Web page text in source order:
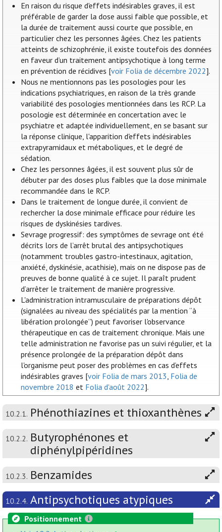
En raison du risque d'effets indésirables graves, il est
préférable de garder la dose aussi faible que possible, et
la durée de traitement aussi courte que possible, en
particulier chez les personnes âgées. Chez les patients
atteints de schizophrénie, il existe toutefois des données
en faveur d’un traitement antipsychotique à long terme
en prévention de récidives [voir Folia de décembre 2022].
Nous ne mentionnons pas les posologies pour les
indications psychiatriques, en raison de la très grande
variabilité des posologies mentionnées dans les RCP. La
posologie est déterminée en concertation avec le
psychiatre et adaptée individuellement, en se basant sur
la réponse clinique, l'apparition d'effets indésirables
extrapyramidaux et métaboliques, et le degré de
sédation.
Chez les personnes âgées, il est souvent plus sûr de
débuter par des doses plus faibles que la dose minimale
recommandée dans le RCP.
Dans le traitement de longue durée, il convient de
rechercher la dose minimale efficace pour réduire les
risques de dyskinésies tardives.
Sevrage progressif: des symptômes de sevrage ont été
décrits lors de l’arrêt brutal des antipsychotiques
(notamment troubles gastro-intestinaux, agitation,
anxiété, dyskinésie, acathisie), mais on ne dispose pas de
preuves de bonne qualité à ce sujet. Il paraît prudent
d’arrêter le traitement de manière progressive.
L'administration intramusculaire de préparations dépôt
(signalées au niveau des spécialités par la mention “à
libération prolongée”) peut favoriser l'observance
thérapeutique en cas de traitement chronique. Mais une
telle administration ne favorise pas un suivi régulier, et la
présence prolongée de la préparation dépôt dans
l'organisme peut poser des problèmes en cas d’effets
indésirables graves [voir Folia de mars 2013, Folia de
novembre 2018 et Folia d'août 2022].
10.2.1. Phénothiazines et thioxanthènes
10.2.2. Butyrophénones et
diphénylpipéridines
10.2.3. Benzamides
10.2.4. Antipsychotiques atypiques
Positionnement